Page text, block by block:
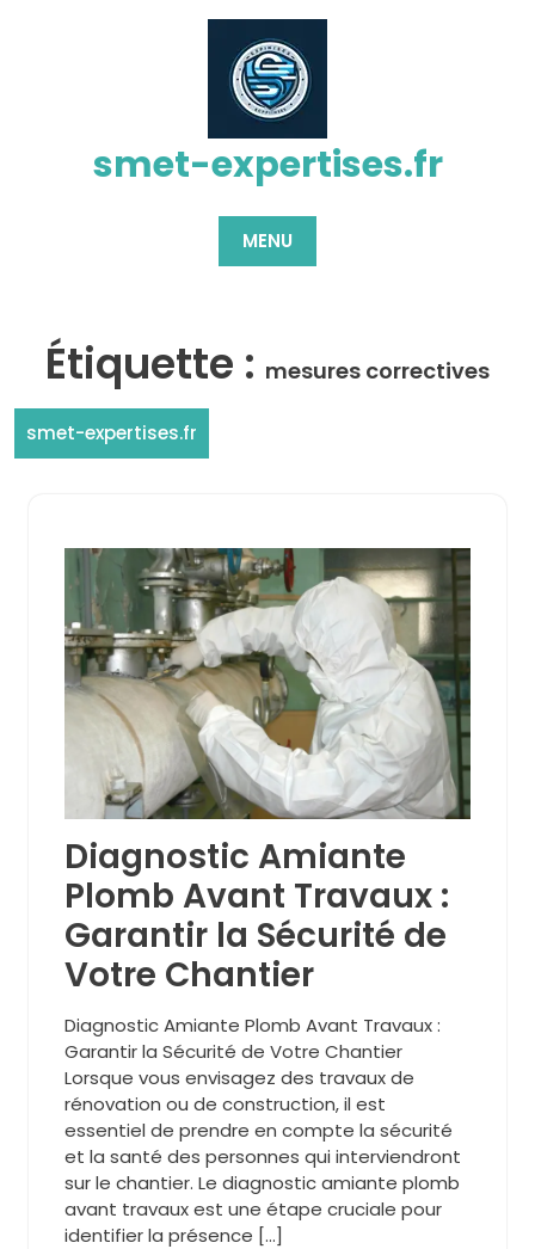
smet-expertises.fr
MENU
Étiquette : mesures correctives
smet-expertises.fr
Diagnostic Amiante
Plomb Avant Travaux :
Garantir la Sécurité de
Votre Chantier
Diagnostic Amiante Plomb Avant Travaux :
Garantir la Sécurité de Votre Chantier
Lorsque vous envisagez des travaux de
rénovation ou de construction, il est
essentiel de prendre en compte la sécurité
et la santé des personnes qui interviendront
sur le chantier. Le diagnostic amiante plomb
avant travaux est une étape cruciale pour
identifier la présence […]